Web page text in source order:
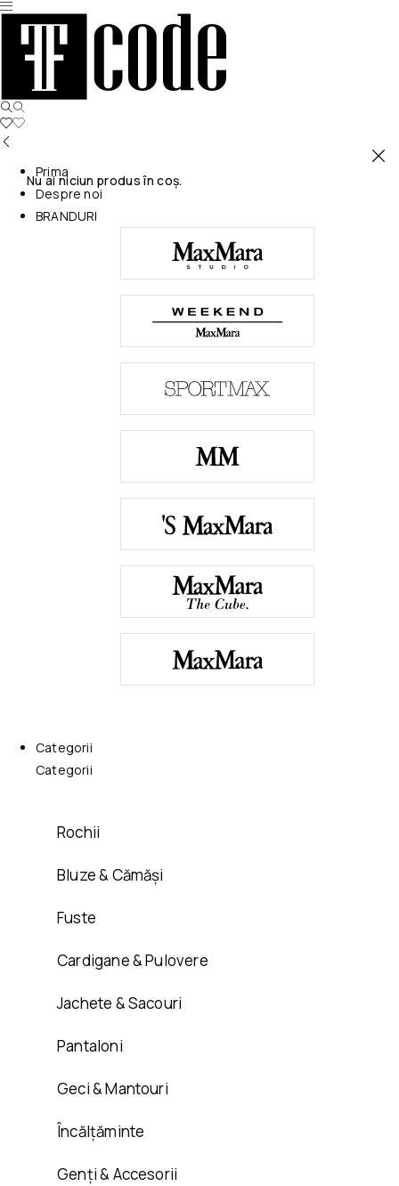
Nu ai niciun produs în coș.
Prima
Despre noi
BRANDURI
Categorii
Categorii
Rochii
Bluze & Cămăși
Fuste
Cardigane & Pulovere
Jachete & Sacouri
Pantaloni
Geci & Mantouri
Încălțăminte
Genți & Accesorii